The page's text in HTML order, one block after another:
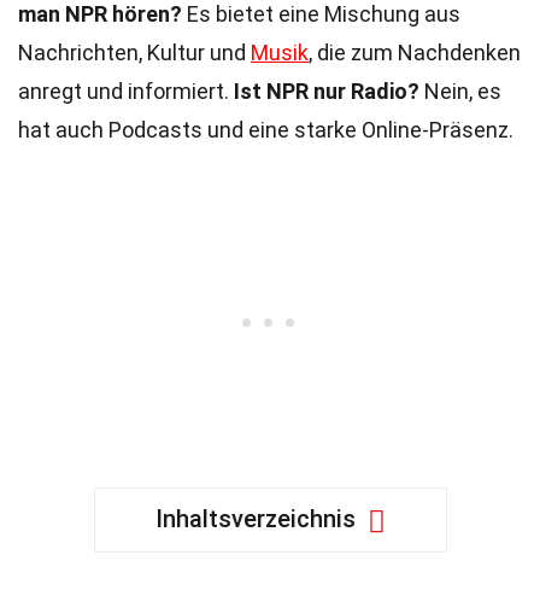
man NPR hören? Es bietet eine Mischung aus
Nachrichten, Kultur und Musik, die zum Nachdenken
anregt und informiert. Ist NPR nur Radio? Nein, es
hat auch Podcasts und eine starke Online-Präsenz.
Inhaltsverzeichnis